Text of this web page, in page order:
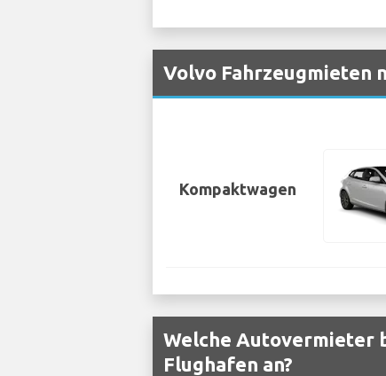
Volvo Fahrzeugmieten
Kompaktwagen
Welche Autovermieter
Flughafen an?